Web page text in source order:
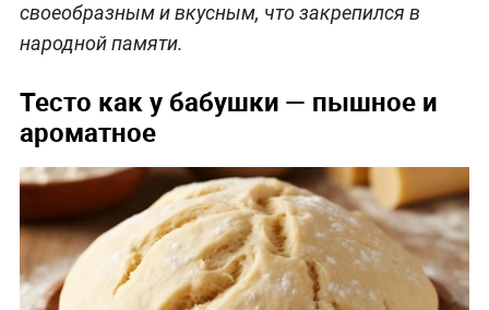
своеобразным и вкусным, что закрепился в
народной памяти.
Тесто как у бабушки — пышное и
ароматное